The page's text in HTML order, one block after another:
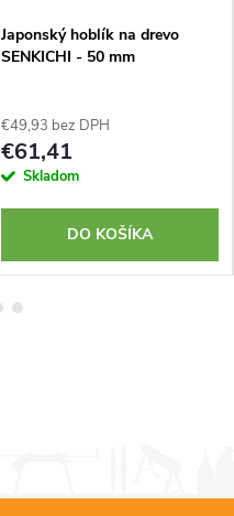
Japonský hoblík na drevo
SENKICHI - 50 mm
€49,93 bez DPH
€61,41
Skladom
DO KOŠÍKA